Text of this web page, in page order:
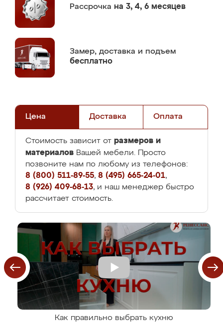
Рассрочка на 3, 4, 6 месяцев
Замер, доставка и подъем
бесплатно
Цена Доставка Оплата
Стоимость зависит от размеров и
материалов Вашей мебели. Просто
позвоните нам по любому из телефонов:
8 (800) 511-89-55, 8 (495) 665-24-01,
8 (926) 409-68-13, и наш менеджер быстро
рассчитает стоимость.
Как правильно выбрать кухню